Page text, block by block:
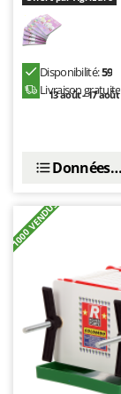
Disponibilité:59
Livraison gratuite
13 août - 17 août
Données
+1000 VENDUS